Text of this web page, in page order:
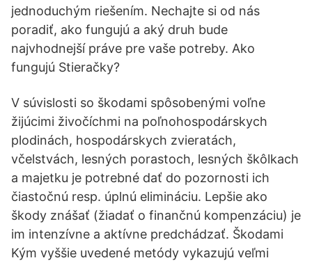
jednoduchým riešením. Nechajte si od nás
poradiť, ako fungujú a aký druh bude
najvhodnejší práve pre vaše potreby. Ako
fungujú Stieračky?
V súvislosti so škodami spôsobenými voľne
žijúcimi živočíchmi na poľnohospodárskych
plodinách, hospodárskych zvieratách,
včelstvách, lesných porastoch, lesných škôlkach
a majetku je potrebné dať do pozornosti ich
čiastočnú resp. úplnú elimináciu. Lepšie ako
škody znášať (žiadať o finančnú kompenzáciu) je
im intenzívne a aktívne predchádzať. Škodami
Kým vyššie uvedené metódy vykazujú veľmi